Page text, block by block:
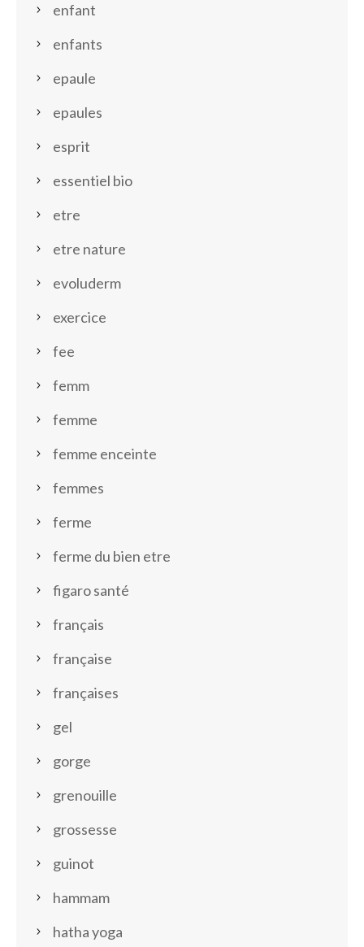
enfant
enfants
epaule
epaules
esprit
essentiel bio
etre
etre nature
evoluderm
exercice
fee
femm
femme
femme enceinte
femmes
ferme
ferme du bien etre
figaro santé
français
française
françaises
gel
gorge
grenouille
grossesse
guinot
hammam
hatha yoga